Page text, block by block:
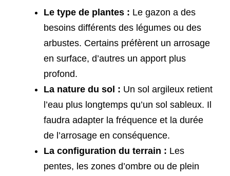
Le type de plantes : Le gazon a des
besoins différents des légumes ou des
arbustes. Certains préfèrent un arrosage
en surface, d’autres un apport plus
profond.
La nature du sol : Un sol argileux retient
l’eau plus longtemps qu’un sol sableux. Il
faudra adapter la fréquence et la durée
de l’arrosage en conséquence.
La configuration du terrain : Les
pentes, les zones d’ombre ou de plein